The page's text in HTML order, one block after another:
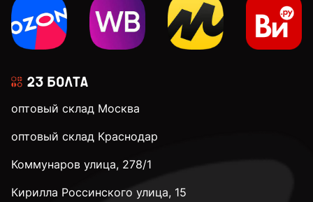
22 мм
32 мм
оптовый склад Москва
оптовый склад Краснодар
Коммунаров улица, 278/1
Кирилла Россинского улица, 15